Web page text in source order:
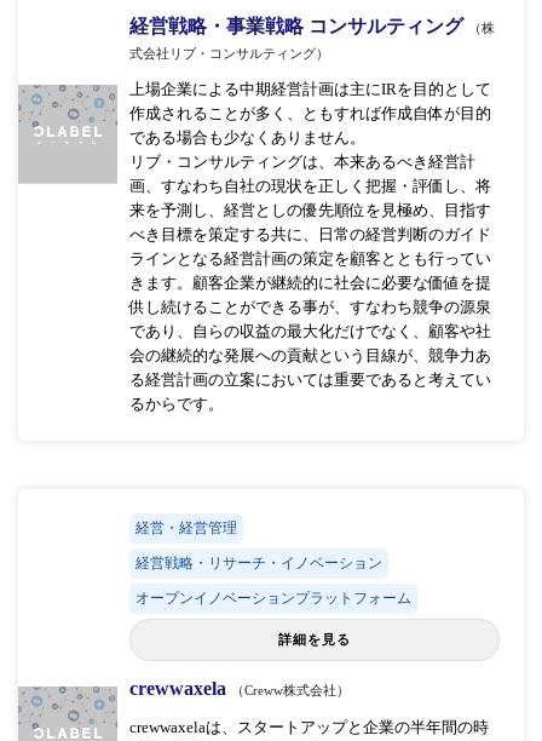
経営戦略・事業戦略 コンサルティング
（株
式会社リブ・コンサルティング）
上場企業による中期経営計画は主にIRを目的として
作成されることが多く、ともすれば作成自体が目的
である場合も少なくありません。
リブ・コンサルティングは、本来あるべき経営計
画、すなわち自社の現状を正しく把握・評価し、将
来を予測し、経営としの優先順位を見極め、目指す
べき目標を策定する共に、日常の経営判断のガイド
ラインとなる経営計画の策定を顧客ととも行ってい
きます。顧客企業が継続的に社会に必要な価値を提
供し続けることができる事が、すなわち競争の源泉
であり、自らの収益の最大化だけでなく、顧客や社
会の継続的な発展への貢献という目線が、競争力あ
る経営計画の立案においては重要であると考えてい
るからです。
経営・経営管理
経営戦略・リサーチ・イノベーション
オープンイノベーションプラットフォーム
詳細を見る
crewwaxela （Creww株式会社）
crewwaxelaは、スタートアップと企業の半年間の時